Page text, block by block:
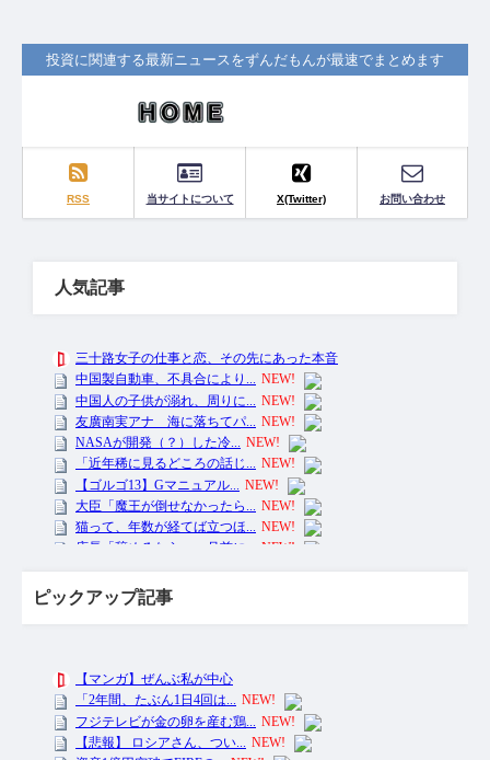
投資に関連する最新ニュースをずんだもんが最速でまとめます
RSS 当サイトについて X(Twitter) お問い合わせ
人気記事
ピックアップ記事